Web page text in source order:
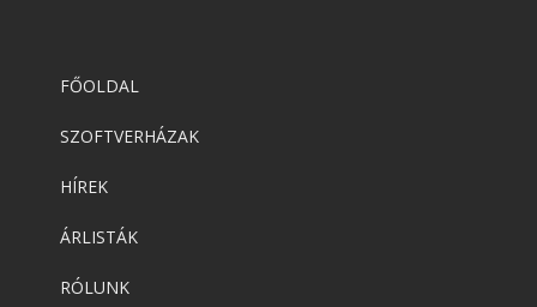
FŐOLDAL
SZOFTVERHÁZAK
HÍREK
ÁRLISTÁK
RÓLUNK